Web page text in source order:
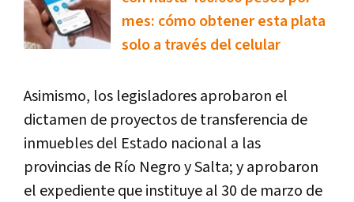
mes: cómo obtener esta plata
solo a través del celular
Asimismo, los legisladores aprobaron el
dictamen de proyectos de transferencia de
inmuebles del Estado nacional a las
provincias de Río Negro y Salta; y aprobaron
el expediente que instituye al 30 de marzo de